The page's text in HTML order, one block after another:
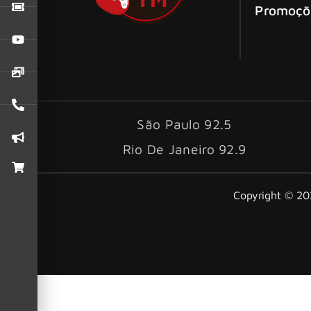
São Paulo 92.5
Rio De Janeiro 92.9
Copyright ©